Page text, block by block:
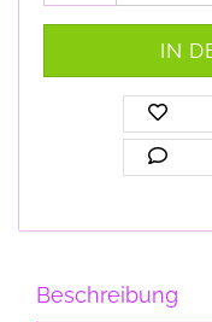
Beschreibung